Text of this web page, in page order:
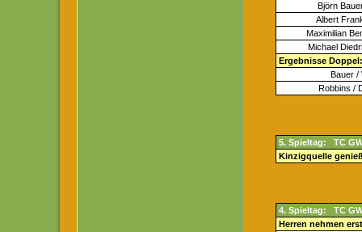
Björn
Albert
Maximilian
Michael
Ergebnisse Doppel:
Bauer /
Robbins /
5. Spieltag: TC
Kinzigquelle
4. Spieltag: TC
Herren nehmen